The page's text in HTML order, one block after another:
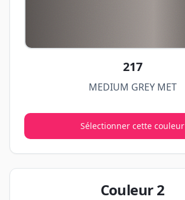
217
MEDIUM GREY MET
Sélectionner cette couleur
Couleur2